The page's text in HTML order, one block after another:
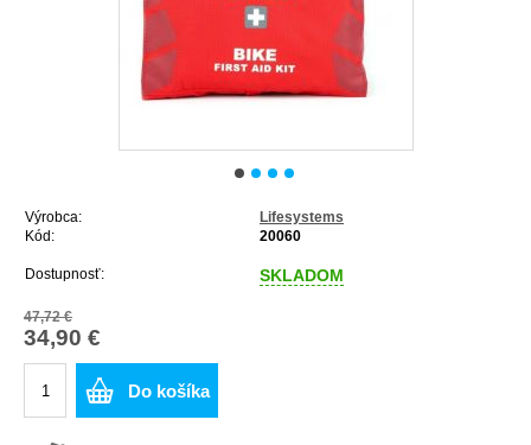
Výrobca:
Lifesystems
Kód:
20060
Dostupnosť: SKLADOM
47,72 €
34,90 €
Do košíka